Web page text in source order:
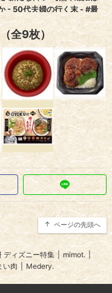
全9枚）
ページの先頭へ
ディズニー特集 | mimot. |
い肉 Medery.